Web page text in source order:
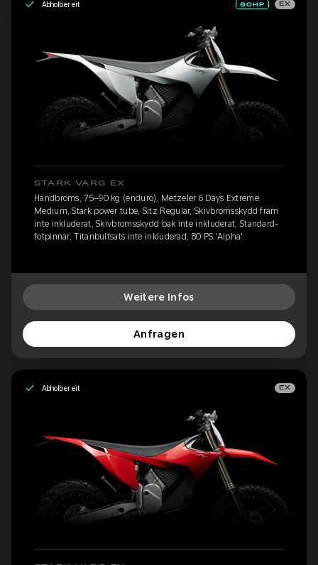
Abholbereit EX
STARK VARG EX
Handbroms, 75–90 kg (enduro), Metzeler 6 Days Extreme
Medium, Stark power tube, Sitz Regular, Skivbromsskydd fram
inte inkluderat, Skivbromsskydd bak inte inkluderat, Standard-
fotpinnar, Titanbultsats inte inkluderad, 80 PS 'Alpha'
Weitere Infos
Anfragen
Abholbereit EX